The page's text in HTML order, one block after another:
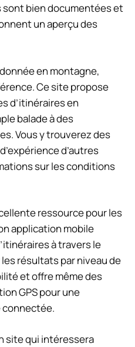
bien documentées et
un aperçu des
en montagne,
Ce site propose
d’itinéraires en
balade à des
Vous y trouverez des
d’autres
sur les conditions
ressource pour les
application mobile
à travers le
résultats par niveau de
et offre même des
GPS pour une
connectée.
site qui intéressera